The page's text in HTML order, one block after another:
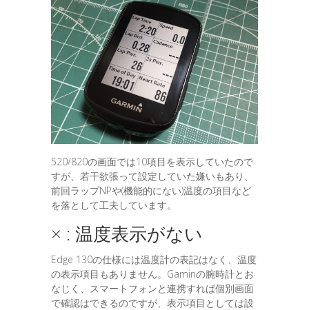
520/820の画面では10項目を表示していたので
すが、若干欲張って設定していた嫌いもあり、
前回ラップNPや(機能的にない)温度の項目など
を落として工夫しています。
× : 温度表示がない
Edge 130の仕様には温度計の表記はなく、温度
の表示項目もありません。Gaminの腕時計とお
なじく、スマートフォンと連携すれば個別画面
で確認はできるのですが、表示項目としては設